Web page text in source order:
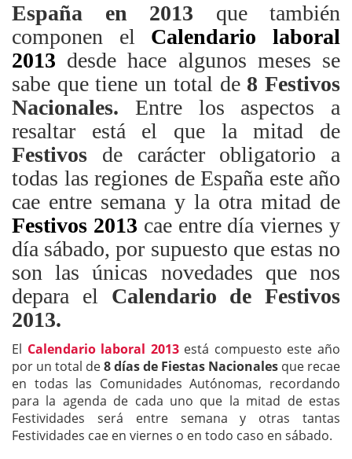
España en 2013 que también
componen el Calendario laboral
2013 desde hace algunos meses se
sabe que tiene un total de 8 Festivos
Nacionales. Entre los aspectos a
resaltar está el que la mitad de
Festivos de carácter obligatorio a
todas las regiones de España este año
cae entre semana y la otra mitad de
Festivos 2013 cae entre día viernes y
día sábado, por supuesto que estas no
son las únicas novedades que nos
depara el Calendario de Festivos
2013.
El Calendario laboral 2013está compuesto este año
por un total de8 días de Fiestas Nacionales que recae
en todas las Comunidades Autónomas, recordando
para la agenda de cada uno que la mitad de estas
Festividades será entre semana y otras tantas
Festividades cae en viernes o en todo caso en sábado.